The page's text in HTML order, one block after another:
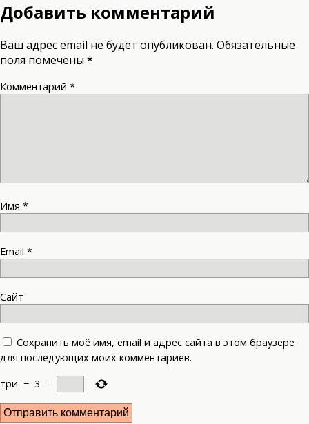
Добавить комментарий
Ваш адрес email не будет опубликован. Обязательные
поля помечены *
Комментарий *
Имя *
Email *
Сайт
Сохранить моё имя, email и адрес сайта в этом браузере
для последующих моих комментариев.
три − 3 =